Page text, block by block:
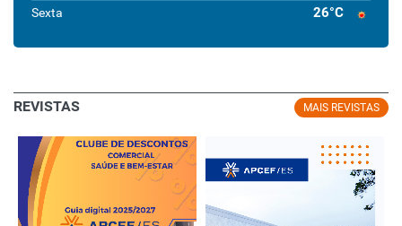
Sexta 26°C
MAIS REVISTAS
REVISTAS